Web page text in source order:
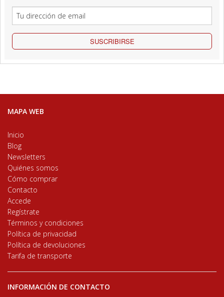
SUSCRIBIRSE
MAPA WEB
Inicio
Blog
Newsletters
Quiénes somos
Cómo comprar
Contacto
Accede
Regístrate
Términos y condiciones
Política de privacidad
Política de devoluciones
Tarifa de transporte
INFORMACIÓN DE CONTACTO